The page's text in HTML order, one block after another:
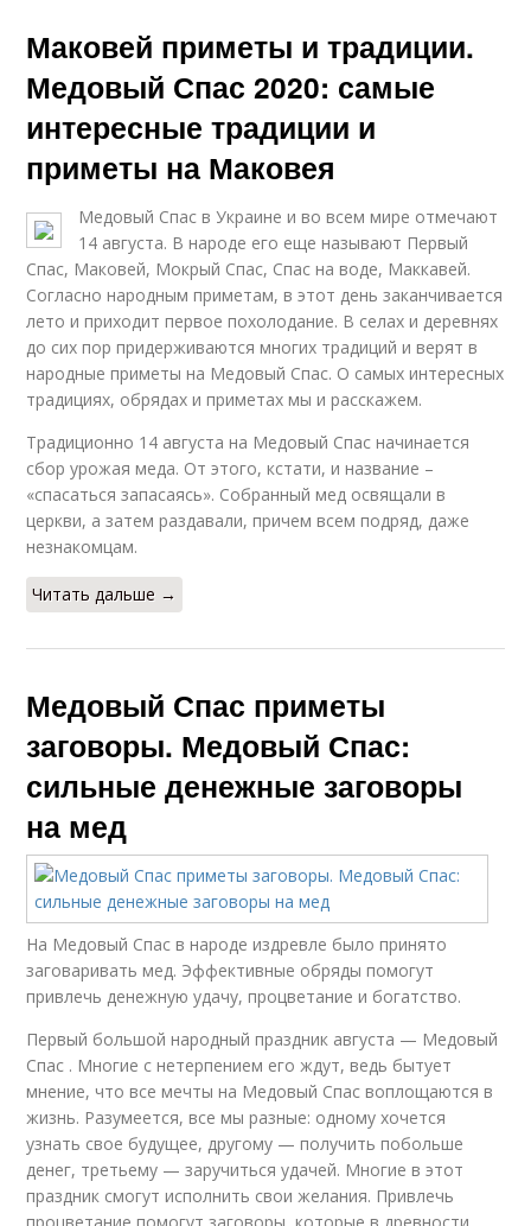
Маковей приметы и традиции.
Медовый Спас 2020: самые
интересные традиции и
приметы на Маковея
Медовый Спас в Украине и во всем мире отмечают
14 августа. В народе его еще называют Первый
Спас, Маковей, Мокрый Спас, Спас на воде, Маккавей.
Согласно народным приметам, в этот день заканчивается
лето и приходит первое похолодание. В селах и деревнях
до сих пор придерживаются многих традиций и верят в
народные приметы на Медовый Спас. О самых интересных
традициях, обрядах и приметах мы и расскажем.
Традиционно 14 августа на Медовый Спас начинается
сбор урожая меда. От этого, кстати, и название –
«спасаться запасаясь». Собранный мед освящали в
церкви, а затем раздавали, причем всем подряд, даже
незнакомцам.
Читать дальше →
Медовый Спас приметы
заговоры. Медовый Спас:
сильные денежные заговоры
на мед
На Медовый Спас в народе издревле было принято
заговаривать мед. Эффективные обряды помогут
привлечь денежную удачу, процветание и богатство.
Первый большой народный праздник августа — Медовый
Спас . Многие с нетерпением его ждут, ведь бытует
мнение, что все мечты на Медовый Спас воплощаются в
жизнь. Разумеется, все мы разные: одному хочется
узнать свое будущее, другому — получить побольше
денег, третьему — заручиться удачей. Многие в этот
праздник смогут исполнить свои желания. Привлечь